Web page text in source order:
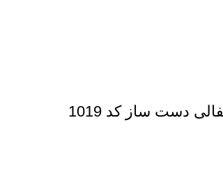
دست ساز کد 1019